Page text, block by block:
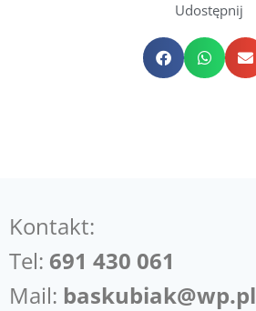
Udostępnij
Kontakt:
Tel: 691 430 061
Mail: baskubiak@wp.pl